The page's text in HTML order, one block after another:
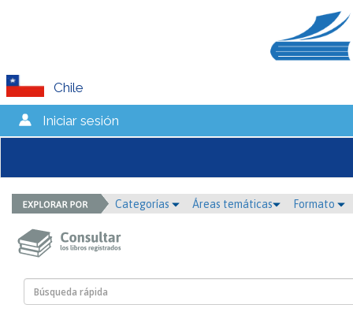
Chile
Iniciar sesión
Categorías Áreas temáticas Formato